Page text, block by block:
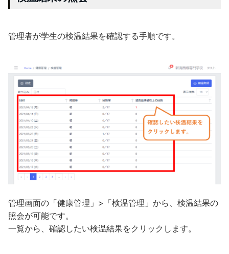
管理者が学生の検温結果を確認する手順です。
管理画面の「健康管理」>「検温管理」から、検温結果の
照会が可能です。
一覧から、確認したい検温結果をクリックします。